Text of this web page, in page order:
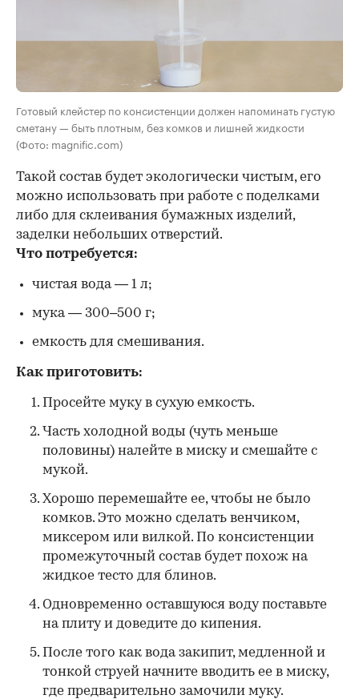
Готовый клейстер по консистенции должен напоминать густую
сметану — быть плотным, без комков и лишней жидкости
(Фото: magnific.com)
Такой состав будет экологически чистым, его
можно использовать при работе с поделками
либо для склеивания бумажных изделий,
заделки небольших отверстий.
Что потребуется:
чистая вода — 1 л;
мука — 300–500 г;
емкость для смешивания.
Как приготовить:
Просейте муку в сухую емкость.
Часть холодной воды (чуть меньше
половины) налейте в миску и смешайте с
мукой.
Хорошо перемешайте ее, чтобы не было
комков. Это можно сделать венчиком,
миксером или вилкой. По консистенции
промежуточный состав будет похож на
жидкое тесто для блинов.
Одновременно оставшуюся воду поставьте
на плиту и доведите до кипения.
После того как вода закипит, медленной и
тонкой струей начните вводить ее в миску,
где предварительно замочили муку.